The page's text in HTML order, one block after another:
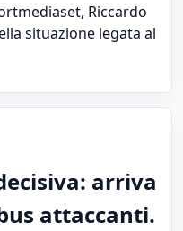
Riccardo
situazione legata al
arriva
attaccanti.